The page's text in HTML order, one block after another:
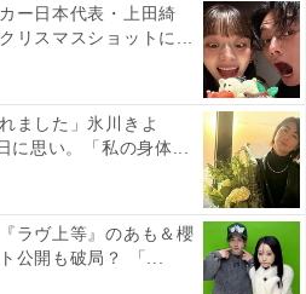
ー日本代表・上田綺
リスマスショットに...
ました」氷川きよ
に思い。「私の身体...
ラヴ上等』のあも＆櫻
公開も破局？ 「...